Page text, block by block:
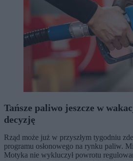
Tańsze paliwo jeszcze w
decyzję
Rząd może już w przyszłym tygodniu
programu osłonowego na rynku paliw.
Motyka nie wykluczył powrotu